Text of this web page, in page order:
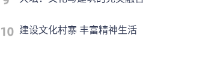
建设文化村寨 丰富精神生活